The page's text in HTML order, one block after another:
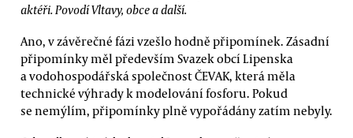
aktéři. Povodí Vltavy, obce a další.
Ano, v závěrečné fázi vzešlo hodně připomínek. Zásadní
připomínky měl především Svazek obcí Lipenska
a vodohospodářská společnost ČEVAK, která měla
technické výhrady k modelování fosforu. Pokud
se nemýlím, připomínky plně vypořádány zatím nebyly.